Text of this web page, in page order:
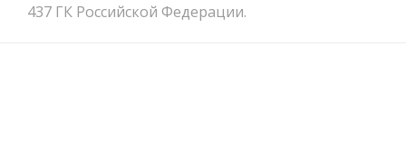
437 ГК Российской Федерации.